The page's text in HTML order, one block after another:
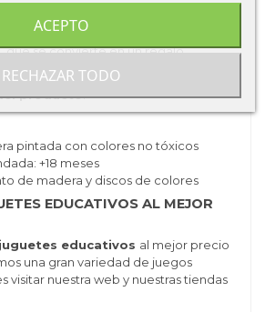
duradero y seguro
que se convierte en un regalo
ocasión especial
producto:
pintada con colores no tóxicos
+18 meses
de madera y discos de colores
EDUCATIVOS AL MEJOR
educativos al mejor precio
una gran variedad de juegos
visitar nuestra web y nuestras tiendas
RECHAZAR TODO
ACEPTO